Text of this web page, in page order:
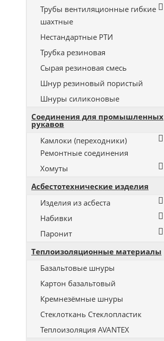
Трубы вентиляционные гибкие
шахтные
Нестандартные РТИ
Трубка резиновая
Сырая резиновая смесь
Шнур резиновый пористый
Шнуры силиконовые
Соединения для промышленных
рукавов
Камлоки (переходники)
Ремонтные соединения
Хомуты
Асбестотехнические изделия
Изделия из асбеста
Набивки
Паронит
Теплоизоляционные материалы
Базальтовые шнуры
Картон базальтовый
Кремнезёмные шнуры
Стеклоткань Стеклопластик
Теплоизоляция AVANTEX